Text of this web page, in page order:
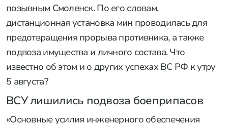
позывным Смоленск. По его словам,
дистанционная установка мин проводилась для
предотвращения прорыва противника, а также
подвоза имущества и личного состава. Что
известно об этом и о других успехах ВС РФ к утру
5 августа?
ВСУ лишились подвоза боеприпасов
«Основные усилия инженерного обеспечения